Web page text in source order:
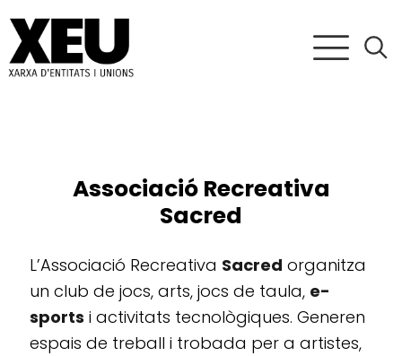
Associació Recreativa
Sacred
L’Associació Recreativa Sacred organitza
un club de jocs, arts, jocs de taula, e-
sports i activitats tecnològiques. Generen
espais de treball i trobada per a artistes,